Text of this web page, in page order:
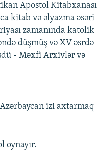
Apostol Kitabxanası
kitab və əlyazma əsəri
zamanında katolik
düşmüş və XV əsrdə
- Məxfi Arxivlər və
Azərbaycan izi axtarmaq
oynayır.